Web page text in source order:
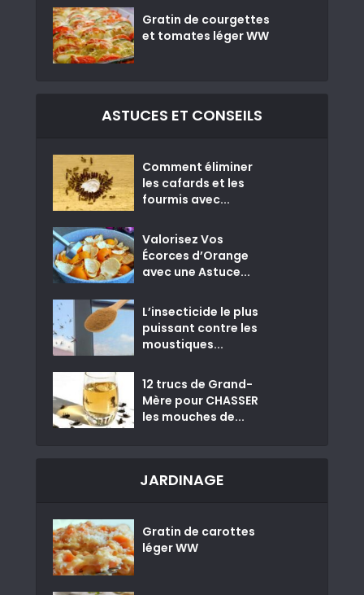
Gratin de courgettes
et tomates léger WW
ASTUCES ET CONSEILS
Comment éliminer
les cafards et les
fourmis avec...
Valorisez Vos
Écorces d’Orange
avec une Astuce...
L’insecticide le plus
puissant contre les
moustiques...
12 trucs de Grand-
Mère pour CHASSER
les mouches de...
JARDINAGE
Gratin de carottes
léger WW